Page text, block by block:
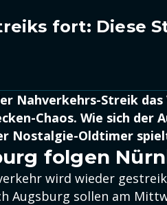
fort: Diese
Nahverkehrs-Streik
Chaos. Wie sich der
Nostalgie-Oldtimer
folgen
wird wieder
Augsburg sollen am